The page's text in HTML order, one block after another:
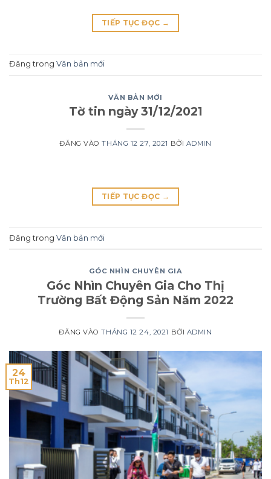
TIẾP TỤC ĐỌC →
Đăng trong Văn bản mới
VĂN BẢN MỚI
Tờ tin ngày 31/12/2021
ĐĂNG VÀOTHÁNG 12 27, 2021 BỞI ADMIN
TIẾP TỤC ĐỌC →
Đăng trong Văn bản mới
GÓC NHÌN CHUYÊN GIA
Góc Nhìn Chuyên Gia Cho Thị
Trường Bất Động Sản Năm 2022
ĐĂNG VÀOTHÁNG 12 24, 2021 BỞI ADMIN
24
Th12